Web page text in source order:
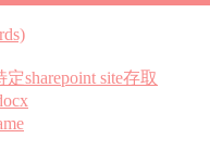
sharepoint site存取